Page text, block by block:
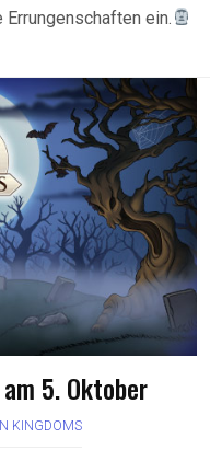
ein.
5. Oktober
KINGDOMS